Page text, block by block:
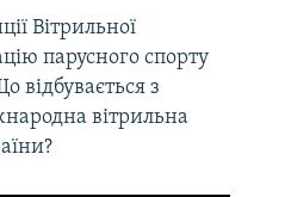
Вітрильної
парусного спорту
відбувається з
вітрильна